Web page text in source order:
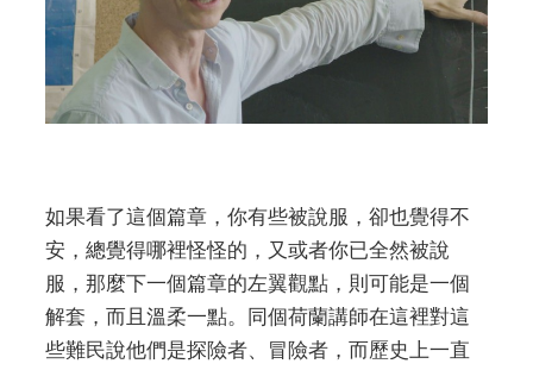
如果看了這個篇章，你有些被說服，卻也覺得不
安，總覺得哪裡怪怪的，又或者你已全然被說
服，那麼下一個篇章的左翼觀點，則可能是一個
解套，而且溫柔一點。同個荷蘭講師在這裡對這
些難民說他們是探險者、冒險者，而歷史上一直